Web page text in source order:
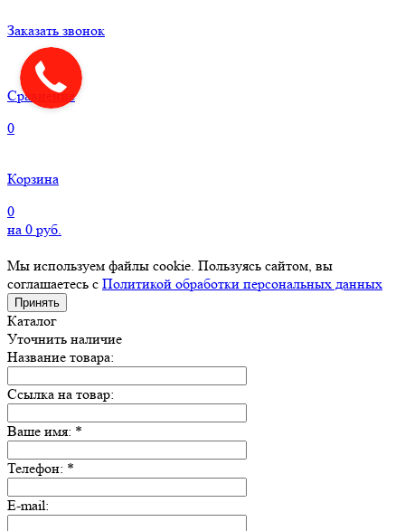
Заказать звонок
Сравнение
0
Корзина
0
на 0 руб.
Мы используем файлы cookie. Пользуясь сайтом, вы
соглашаетесь с Политикой обработки персональных данных
Принять
Каталог
Уточнить наличие
Название товара:
Ссылка на товар:
Ваше имя: *
Телефон: *
E-mail: